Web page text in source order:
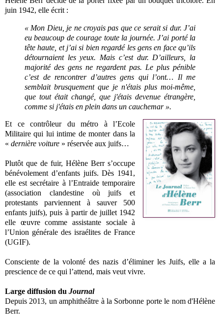
juin 1942, elle écrit :
« Mon Dieu, je ne croyais pas que ce serait si dur. J’ai
eu beaucoup de courage toute la journée. J’ai porté la
tête haute, et j’ai si bien regardé les gens en face qu’ils
détournaient les yeux. Mais c’est dur. D’ailleurs, la
majorité des gens ne regardent pas. Le plus pénible
c’est de rencontrer d’autres gens qui l’ont… Il me
semblait brusquement que je n'étais plus moi-même,
que tout était changé, que j'étais devenue étrangère,
comme si j'étais en plein dans un cauchemar ».
Et ce contrôleur du métro à l’Ecole
Militaire qui lui intime de monter dans la
« dernière voiture » réservée aux juifs…
Plutôt que de fuir, Hélène Berr s’occupe
bénévolement d’enfants juifs. Dès 1941,
elle est secrétaire à l’Entraide temporaire
(association clandestine où juifs et
protestants parviennent à sauver 500
enfants juifs), puis à partir de juillet 1942
elle œuvre comme assistante sociale à
l’Union générale des israélites de France
(UGIF).
Consciente de la volonté des nazis d’éliminer les Juifs, elle a la
prescience de ce qui l’attend, mais veut vivre.
Large diffusion du Journal
Depuis 2013, un amphithéâtre à la Sorbonne porte le nom d'Hélène
Berr.